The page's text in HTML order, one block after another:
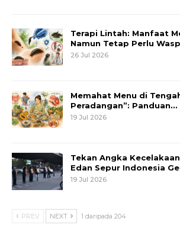
Terapi Lintah: Manfaat
Namun Tetap Perlu
26 Jul 2026
Memahat Menu di
Peradangan”: Panduan…
19 Jul 2026
Tekan Angka
Edan Sepur Indonesia
19 Jul 2026
PREV NEXT 1 daripada 204